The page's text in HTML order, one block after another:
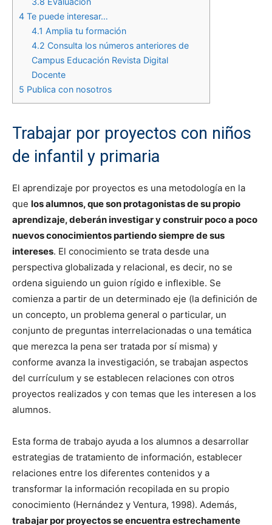
4 Te puede interesar…
4.1 Amplia tu formación
4.2 Consulta los números anteriores de
Campus Educación Revista Digital
Docente
5 Publica con nosotros
Trabajar por proyectos con niños
de infantil y primaria
El aprendizaje por proyectos es una metodología en la
que los alumnos, que son protagonistas de su propio
aprendizaje, deberán investigar y construir poco a poco
nuevos conocimientos partiendo siempre de sus
intereses. El conocimiento se trata desde una
perspectiva globalizada y relacional, es decir, no se
ordena siguiendo un guion rígido e inflexible. Se
comienza a partir de un determinado eje (la definición de
un concepto, un problema general o particular, un
conjunto de preguntas interrelacionadas o una temática
que merezca la pena ser tratada por sí misma) y
conforme avanza la investigación, se trabajan aspectos
del currículum y se establecen relaciones con otros
proyectos realizados y con temas que les interesen a los
alumnos.
Esta forma de trabajo ayuda a los alumnos a desarrollar
estrategias de tratamiento de información, establecer
relaciones entre los diferentes contenidos y a
transformar la información recopilada en su propio
conocimiento (Hernández y Ventura, 1998). Además,
trabajar por proyectos se encuentra estrechamente